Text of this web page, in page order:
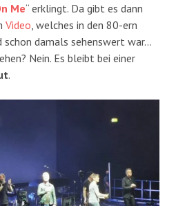
Me“ erklingt. Da gibt es dann
Video, welches in den 80-ern
damals sehenswert war…
Nein. Es bleibt bei einer
.